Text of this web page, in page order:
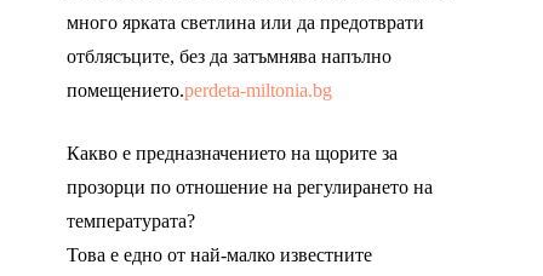
много ярката светлина или да предотврати
отблясъците, без да затъмнява напълно
помещението.perdeta-miltonia.bg
Какво е предназначението на щорите за
прозорци по отношение на регулирането на
температурата?
Това е едно от най-малко известните